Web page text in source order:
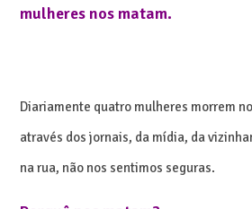
mulheres nos matam.
Diariamente quatro mulheres morrem
através dos jornais, da mídia, da
na rua, não nos sentimos seguras.